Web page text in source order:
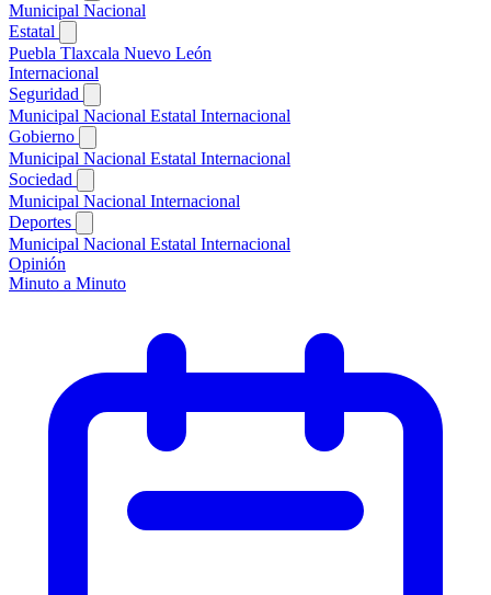
Municipal Nacional
Estatal
Puebla Tlaxcala Nuevo León
Internacional
Seguridad
Municipal Nacional Estatal Internacional
Gobierno
Municipal Nacional Estatal Internacional
Sociedad
Municipal Nacional Internacional
Deportes
Municipal Nacional Estatal Internacional
Opinión
Minuto a Minuto